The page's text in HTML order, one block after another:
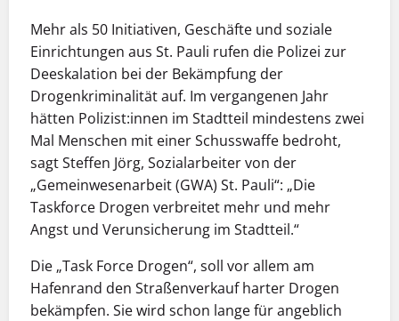
Mehr als 50 Initiativen, Geschäfte und soziale
Einrichtungen aus St. Pauli rufen die Polizei zur
Deeskalation bei der Bekämpfung der
Drogenkriminalität auf. Im vergangenen Jahr
hätten Polizist:innen im Stadtteil mindestens zwei
Mal Menschen mit einer Schusswaffe bedroht,
sagt Steffen Jörg, Sozialarbeiter von der
„Gemeinwesenarbeit (GWA) St. Pauli“: „Die
Taskforce Drogen verbreitet mehr und mehr
Angst und Verunsicherung im Stadtteil.“
Die „Task Force Drogen“, soll vor allem am
Hafenrand den Straßenverkauf harter Drogen
bekämpfen. Sie wird schon lange für angeblich